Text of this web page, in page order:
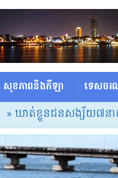
សុខភាពនិងកីឡា ទេសចរ
លួនជនសង្ស័យ៧នាក់ ពាក់ព័